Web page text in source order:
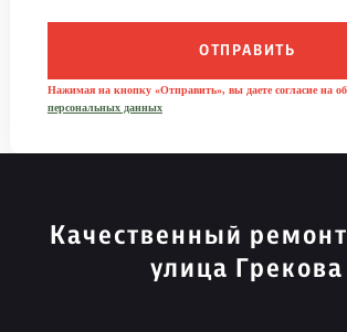
ОТПРАВИТЬ
Нажимая на кнопку «Отправить», вы даете согласие на
персональных данных
Качественный
улица Грекова